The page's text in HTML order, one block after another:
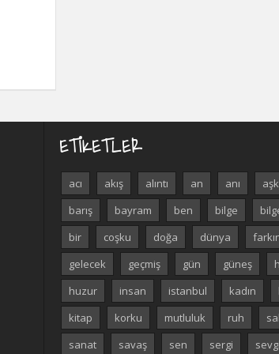
ETIKETLER
acı akış alıntı an anı
aşk
barış
bayram ben bilge
bir
coşku doğa dünya
gelecek
geçmiş gün güneş
huzur
insan istanbul kadın
kitap
korku mutluluk ruh
sanat
savaş sen sergi sevgi